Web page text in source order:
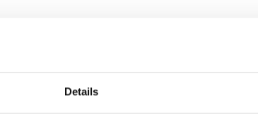
Details